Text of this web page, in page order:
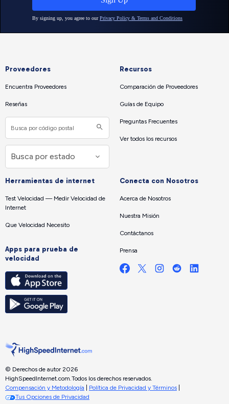
Proveedores
Encuentra Proveedores
Reseñas
Recursos
Comparación de Proveedores
Guías de Equipo
Preguntas Frecuentes
Ver todos los recursos
Herramientas de internet
Test Velocidad — Medir Velocidad de
Internet
Que Velocidad Necesito
Apps para prueba de
velocidad
Conecta con Nosotros
Acerca de Nosotros
Nuestra Misión
Contáctanos
Prensa
© Derechos de autor 2026
HighSpeedInternet.com. Todos los derechos reservados.
Compensación y Metodología
Política de Privacidad y Términos
Tus Opciones de Privacidad